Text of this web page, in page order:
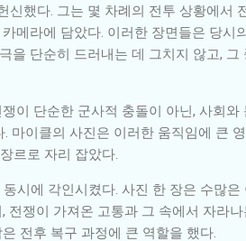
했다. 그는 몇 차례의 전투 상황에서
메라에 담았다. 이러한 장면들은 당시
단순히 드러내는 데 그치지 않고, 그
이 단순한 군사적 충돌이 아닌, 사회와
이클의 사진은 이러한 움직임에 큰
르로 자리 잡았다.
시에 각인시켰다. 사진 한 장은 수많
쟁이 가져온 고통과 그 속에서 자라
전후 복구 과정에 큰 역할을 했다.